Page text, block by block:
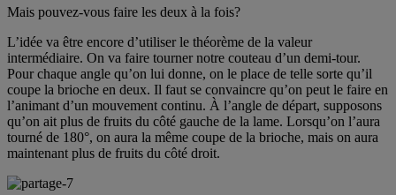
Mais pouvez-vous faire les deux à la fois?
L’idée va être encore d’utiliser le théorème de la valeur
intermédiaire. On va faire tourner notre couteau d’un demi-tour.
Pour chaque angle qu’on lui donne, on le place de telle sorte qu’il
coupe la brioche en deux. Il faut se convaincre qu’on peut le faire en
l’animant d’un mouvement continu. À l’angle de départ, supposons
qu’on ait plus de fruits du côté gauche de la lame. Lorsqu’on l’aura
tourné de 180°, on aura la même coupe de la brioche, mais on aura
maintenant plus de fruits du côté droit.